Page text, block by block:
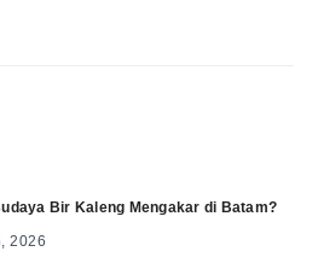
Bir Kaleng Mengakar di Batam?
2026